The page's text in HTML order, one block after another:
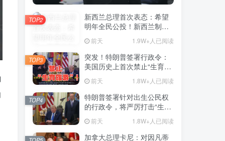
新西兰总理首次表态：希望
明年全民公投！新西兰制度
前天 1.9W+人已阅读
TOP2
突发！特朗普签署行政令：
美国历史上首次禁止“生育旅
前天 1.8W+人已阅读
TOP3
特朗普签署针对出生公民权
的行政令，将严厉打击“生育
前天 1.8W+人已阅读
TOP4
加拿大总理卡尼：对因凡蒂